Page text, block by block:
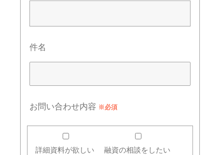
件名
お問い合わせ内容 ※必須
詳細資料が欲しい 融資の相談をしたい